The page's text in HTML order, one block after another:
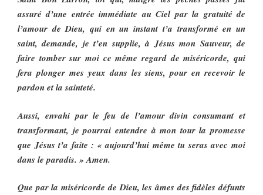
assuré d’une entrée immédiate au Ciel par la gratuité de
l’amour de Dieu, qui en un instant t’a transformé en un
saint, demande, je t’en supplie, à Jésus mon Sauveur, de
faire tomber sur moi ce même regard de miséricorde, qui
fera plonger mes yeux dans les siens, pour en recevoir le
pardon et la sainteté.
Aussi, envahi par le feu de l’amour divin consumant et
transformant, je pourrai entendre à mon tour la promesse
que Jésus t’a faite : « aujourd’hui même tu seras avec moi
dans le paradis. » Amen.
Que par la miséricorde de Dieu, les âmes des fidèles défunts